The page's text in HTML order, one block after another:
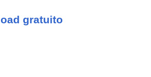
gratuito